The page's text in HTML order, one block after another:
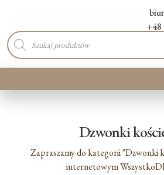
+48
Wyszukiwarka
produktów
Dzwonki
Zapraszamy do kategorii "Dzwonki
internetowym